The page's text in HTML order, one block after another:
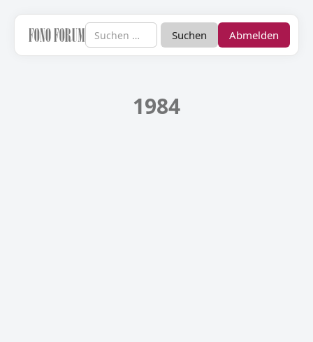
Abmelden
1984